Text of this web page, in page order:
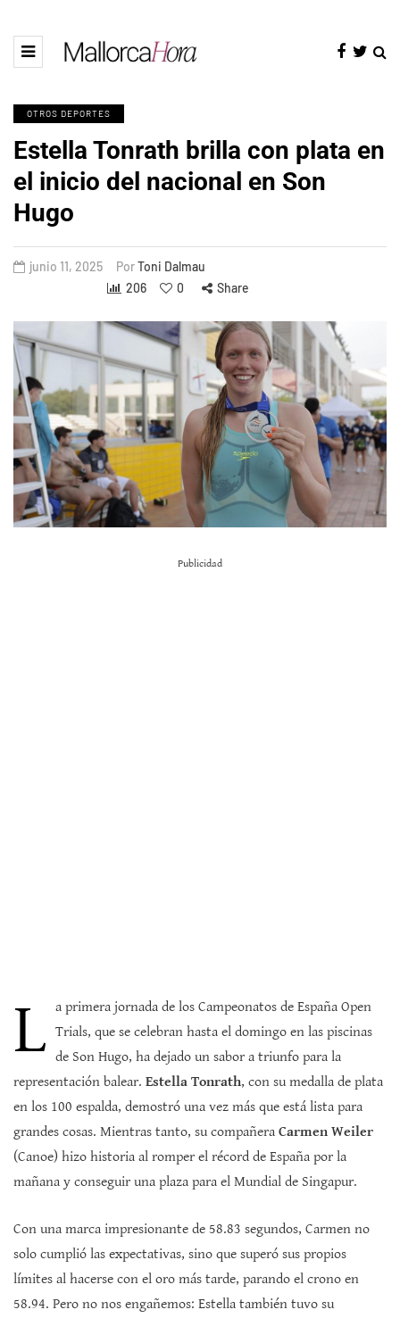
OTROS DEPORTES
Estella Tonrath brilla con plata en
el inicio del nacional en Son
Hugo
junio 11, 2025 PorToni Dalmau
206
0 Share
Publicidad
L a primera jornada de los Campeonatos de España Open
Trials, que se celebran hasta el domingo en las piscinas
de Son Hugo, ha dejado un sabor a triunfo para la
representación balear. Estella Tonrath, con su medalla de plata
en los 100 espalda, demostró una vez más que está lista para
grandes cosas. Mientras tanto, su compañera Carmen Weiler
(Canoe) hizo historia al romper el récord de España por la
mañana y conseguir una plaza para el Mundial de Singapur.
Con una marca impresionante de 58.83 segundos, Carmen no
solo cumplió las expectativas, sino que superó sus propios
límites al hacerse con el oro más tarde, parando el crono en
58.94. Pero no nos engañemos: Estella también tuvo su